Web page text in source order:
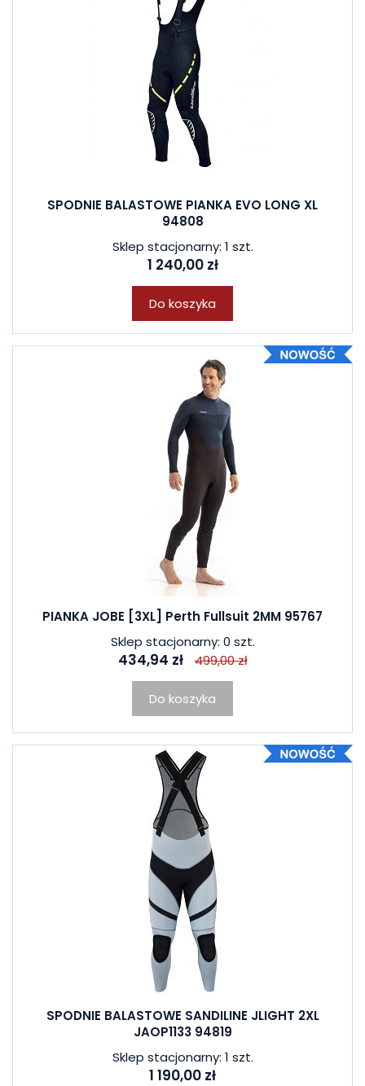
SPODNIE BALASTOWE PIANKA EVO LONG XL
94808
Sklep stacjonarny: 1 szt.
1 240,00 zł
Do koszyka
PIANKA JOBE [3XL] Perth Fullsuit 2MM 95767
Sklep stacjonarny: 0 szt.
434,94 zł 499,00 zł
Do koszyka
SPODNIE BALASTOWE SANDILINE JLIGHT 2XL
JAOP1133 94819
Sklep stacjonarny: 1 szt.
1 190,00 zł